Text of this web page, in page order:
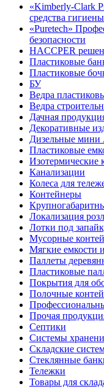
«Kimberly-Clark
средства
«Puretech»
безопасности
HACCPER
Пластиковые
Пластиковые
БУ
Ведра
Ведра
Дачная
Декоративные
Дизельные
Пластиковые
Изотермические
Канализации
Колеса для
Контейнеры
Локализация
Лотки под
Мусорные
Мягкие емкости
Паллеты
Пластиковые
Покрытия для
Полочные
Прочая
Септики
Системы
Складские
Стеклянные
Тележки
Товары для